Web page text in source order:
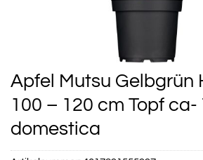
Apfel Mutsu Gelbgrün
100 – 120 cm Topf ca-
domestica